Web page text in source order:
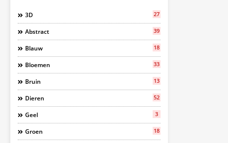
3D 27
Abstract 39
Blauw 18
Bloemen 33
Bruin 13
Dieren 52
Geel 3
Groen 18